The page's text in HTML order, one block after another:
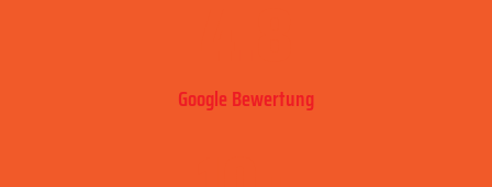
Google Bewertung